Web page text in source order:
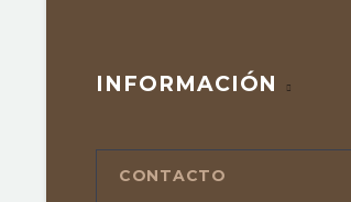
INFORMACIÓN
CONTACTO